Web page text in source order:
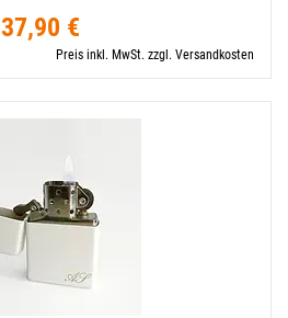
37,90 €
Preis inkl. MwSt. zzgl. Versandkosten